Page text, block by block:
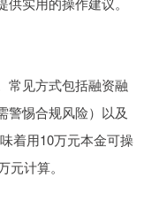
常见方式包括融资融
警惕合规风险）以及
着用10万元本金可操
计算。